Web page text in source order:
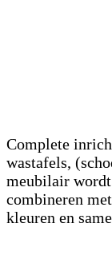
Complete
wastafels,
meubilair
combineren
kleuren en